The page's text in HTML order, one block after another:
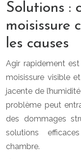
Solutions :
moisissure
les causes
Agir rapidement
moisissure visible
jacente de
problème peut
des dommages
solutions
chambre.